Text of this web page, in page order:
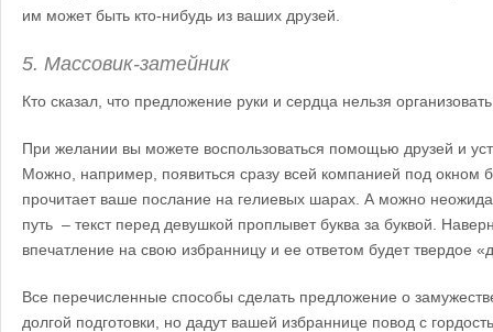
им может быть кто-нибудь из ваших друзей.
5. Массовик-затейник
Кто сказал, что предложение руки и сердца нельзя
При желании вы можете воспользоваться помощью друзей и
Можно, например, появиться сразу всей компанией под окном
прочитает ваше послание на гелиевых шарах. А можно
путь – текст перед девушкой проплывет буква за буквой.
впечатление на свою избранницу и ее ответом будет твердое
Все перечисленные способы сделать предложение о
долгой подготовки, но дадут вашей избраннице повод с